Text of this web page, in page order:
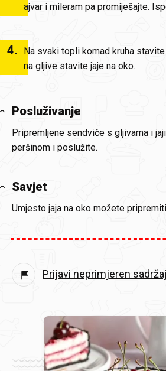
ajvar i mileram pa promiješajte.
4.
Na svaki topli komad kruha
na gljive stavite jaje na oko.
Posluživanje
Pripremljene sendviče s gljivama i
peršinom i poslužite.
Savjet
Umjesto jaja na oko možete
Prijavi neprimjeren sadržaj